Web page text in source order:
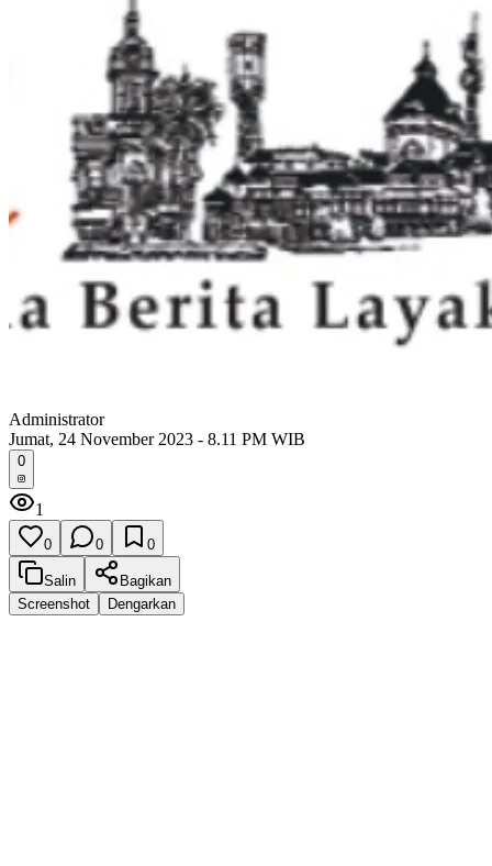
Administrator
Jumat, 24 November 2023 - 8.11 PM WIB
0
1
0 0 0
Salin
Bagikan
Screenshot
Dengarkan